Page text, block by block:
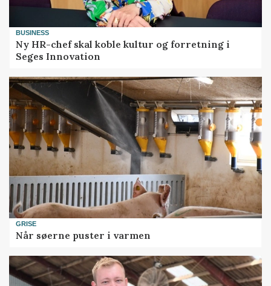
BUSINESS
Ny HR-chef skal koble kultur og forretning i
Seges Innovation
GRISE
Når søerne puster i varmen